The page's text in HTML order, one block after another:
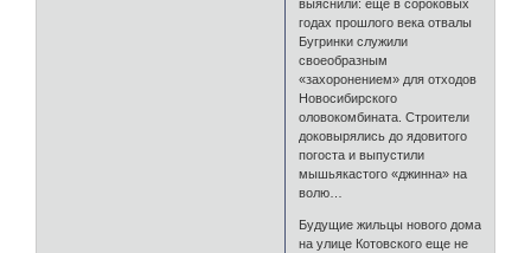
выяснили: еще в сороковых
годах прошлого века отвалы
Бугринки служили
своеобразным
«захоронением» для отходов
Новосибирского
оловокомбината. Строители
доковырялись до ядовитого
погоста и выпустили
мышьякастого «джинна» на
волю…
Будущие жильцы нового дома
на улице Котовского еще не